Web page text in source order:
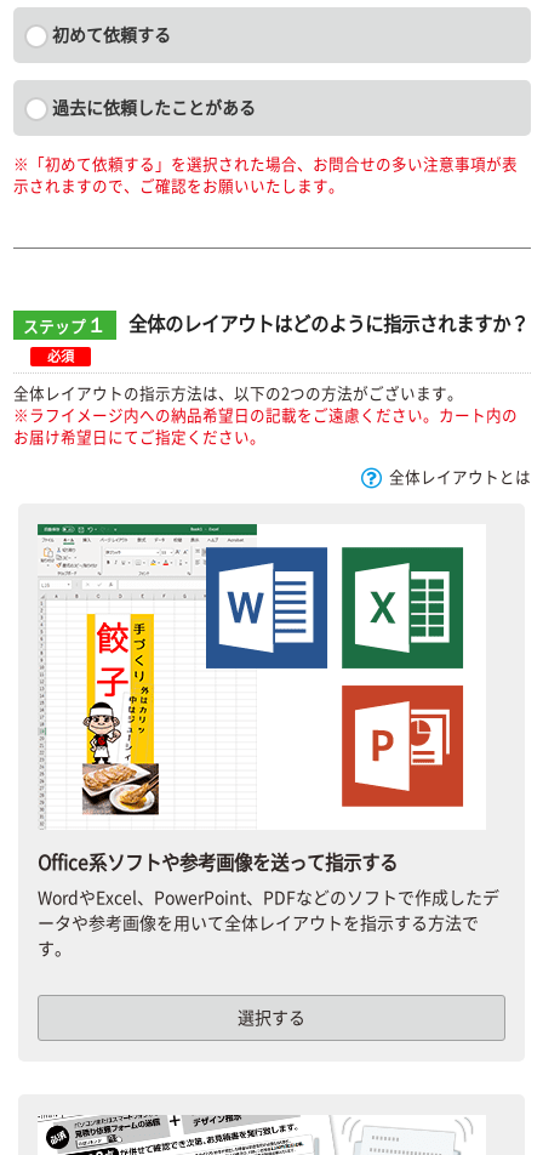
初めて依頼する
過去に依頼したことがある
※「初めて依頼する」を選択された場合、お問合せの多い注意事項が表
示されますので、ご確認をお願いいたします。
ステップ１ 全体のレイアウトはどのように指示されますか？
必須
全体レイアウトの指示方法は、以下の2つの方法がございます。
※ラフイメージ内への納品希望日の記載をご遠慮ください。カート内の
お届け希望日にてご指定ください。
全体レイアウトとは
Office系ソフトや参考画像を送って指示する
WordやExcel、PowerPoint、PDFなどのソフトで作成したデ
ータや参考画像を用いて全体レイアウトを指示する方法で
す。
選択する